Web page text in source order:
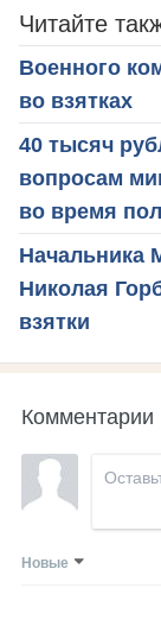
Читайте
Военного
во взятках
40 тысяч
вопросам
во время
Начальника
Николая
взятки
Комментарии
Новые